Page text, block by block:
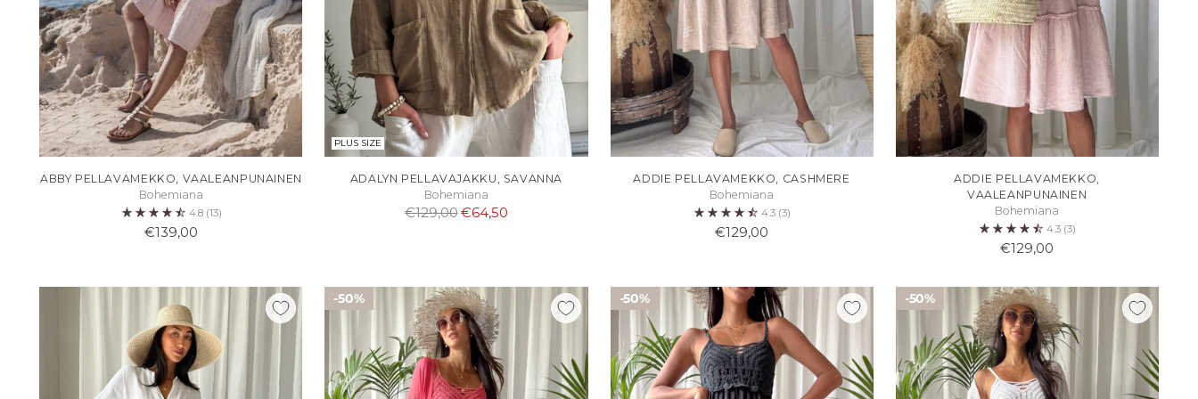
ABBY PELLAVAMEKKO, VAALEANPUNAINEN
Bohemiana
4.8 (13)
€139,00
PLUS SIZE
ADALYN PELLAVAJAKKU, SAVANNA
Bohemiana
Normaali
€129,00 €64,50
ADDIE PELLAVAMEKKO, CASHMERE
Bohemiana
4.3 (3)
€129,00
ADDIE PELLAVAMEKKO,
VAALEANPUNAINEN
Bohemiana
4.3 (3)
€129,00
50% 50% 50%